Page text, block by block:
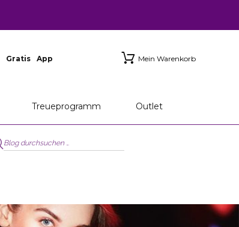
Gratis App Mein Warenkorb
Treueprogramm Outlet